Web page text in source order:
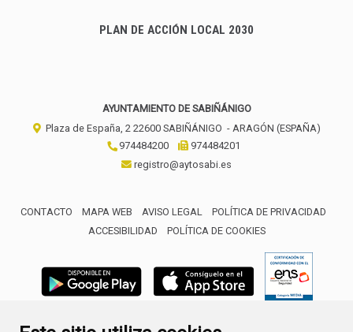
PLAN DE ACCIÓN LOCAL 2030
AYUNTAMIENTO DE SABIÑÁNIGO
Plaza de España, 2 22600 SABIÑÁNIGO - ARAGÓN (ESPAÑA)
974484200
974484201
registro@aytosabi.es
CONTACTO MAPA WEB AVISO LEGAL
POLÍTICA DE PRIVACIDAD
ACCESIBILIDAD
POLÍTICA DE COOKIES